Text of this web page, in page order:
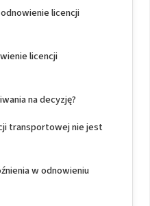
licencji
licencji
na decyzję?
transportowej nie jest
w odnowieniu